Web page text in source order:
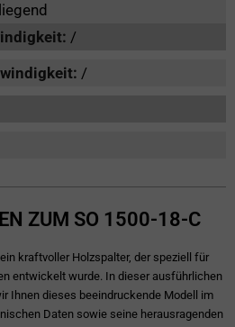
liegend
/
/
ZUM SO 1500-18-C
kraftvoller Holzspalter, der speziell für
entwickelt wurde. In dieser ausführlichen
Ihnen dieses beeindruckende Modell im
Daten sowie seine herausragenden